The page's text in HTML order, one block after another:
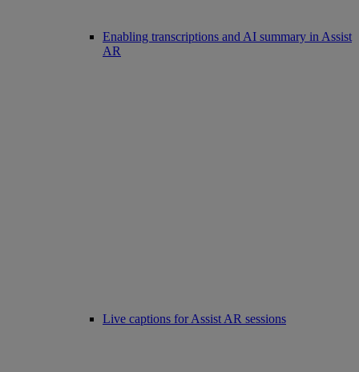
Enabling transcriptions and AI summary in Assist
AR
Live captions for Assist AR sessions